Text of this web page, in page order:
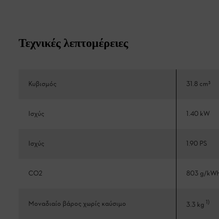
Τεχνικές λεπτομέρειες
Κυβισμός 31.8 cm³
Ισχύς 1.40 kW
Ισχύς 1.90 PS
CO2 803 g/
Μοναδιαίο βάρος χωρίς καύσιμο 3.3 kg 1)